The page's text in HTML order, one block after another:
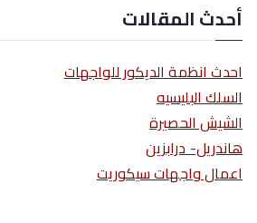
أحدث المقالات
احدث انظمة الديكور للواجهات
السلك البليسيه
الشيش الحصيرة
هاندريل- درابزين
اعمال واجهات سيكوريت